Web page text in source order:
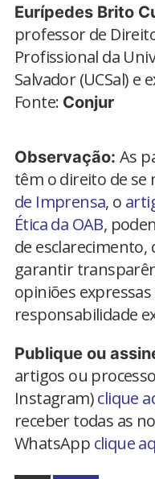
Eurípedes Brito
professor de
Profissional da
Salvador (UCSal) e
Fonte: Conjur
Observação: As
têm o direito de
de Imprensa, o
Ética da OAB,
de esclarecimento,
garantir
opiniões
responsabilidade
Publique ou
artigos ou
Instagram)clique
receber todas as
WhatsApp clique